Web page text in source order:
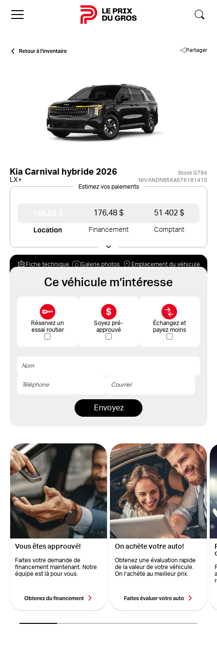
Accueil
Retour à l'inventaire Partager
Kia Carnival hybride 2026 Stock G794
LX+ NIV KNDNB5KA5T6181410
Estimez vos paiements
176,48 $ 51 402 $
Location Financement Comptant
Fiche technique Galerie photos Emplacement du véhicule
Ce véhicule m’intéresse
Réservez un
essai routier
Soyez pré-
approuvé
Échangez et
payez moins
Envoyez
Vous êtes approuvé!
Faites votre demande de
financement maintenant. Notre
équipe est là pour vous.
Obtenez du financement
On achète votre auto!
Obtenez une évaluation rapide
de la valeur de votre véhicule.
On l’achète au meilleur prix.
Faites évaluer votre auto